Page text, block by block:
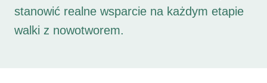
stanowić realne wsparcie na każdym etapie
walki z nowotworem.